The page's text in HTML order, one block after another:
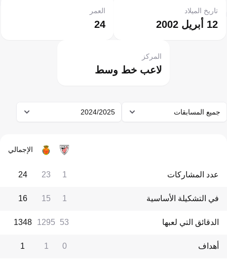
12 أبريل 2002
تاريخ الميلاد
24
العمر
لاعب خط وسط
المركز
جميع المسابقات 2024/2025
الإجمالي
عدد المشاركات 1
23
24
في التشكيلة الأساسية 1
15
16
الدقائق التي لعبها 53
1295
1348
أهداف 0
1
1